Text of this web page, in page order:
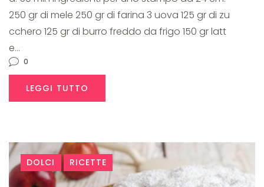
250 gr di mele 250 gr di farina 3 uova 125 gr di zu
cchero 125 gr di burro freddo da frigo 150 gr latt
e…
0
LEGGI TUTTO
DOLCI RICETTE